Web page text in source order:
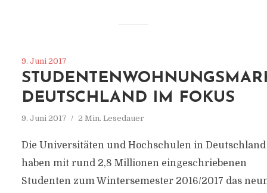
9. Juni 2017
DEUTSCHLAND IM FOKUS
9. Juni 2017 2 Min. Lesedauer
Die Universitäten und Hochschulen in Deutschland
haben mit rund 2,8 Millionen eingeschriebenen
Studenten zum Wintersemester 2016/2017 das